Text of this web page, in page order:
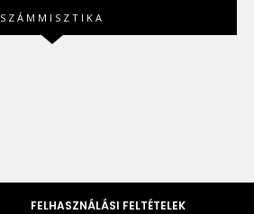
SZÁMMISZTIKA
FELHASZNÁLÁSI FELTÉTELEK